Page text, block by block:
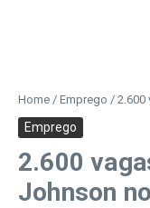
Home / Emprego / 2.600
Emprego
2.600
Johnson